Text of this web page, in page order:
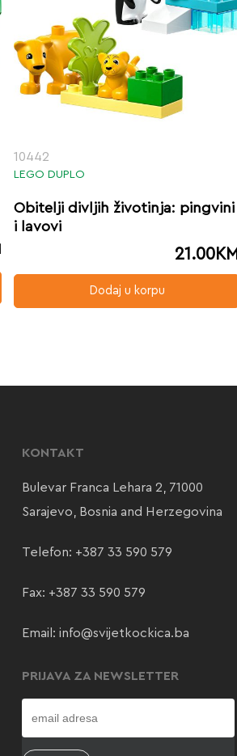
10442
LEGO DUPLO
Obitelji divljih životinja: pingvini
i lavovi
21.00KM
Dodaj u korpu
KONTAKT
Bulevar Franca Lehara 2, 71000
Sarajevo, Bosnia and Herzegovina
Telefon: +387 33 590 579
Fax: +387 33 590 579
Email: info@svijetkockica.ba
PRIJAVA ZA NEWSLETTER